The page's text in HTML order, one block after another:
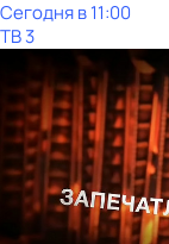
Сегодня в 11:00
ТВ 3